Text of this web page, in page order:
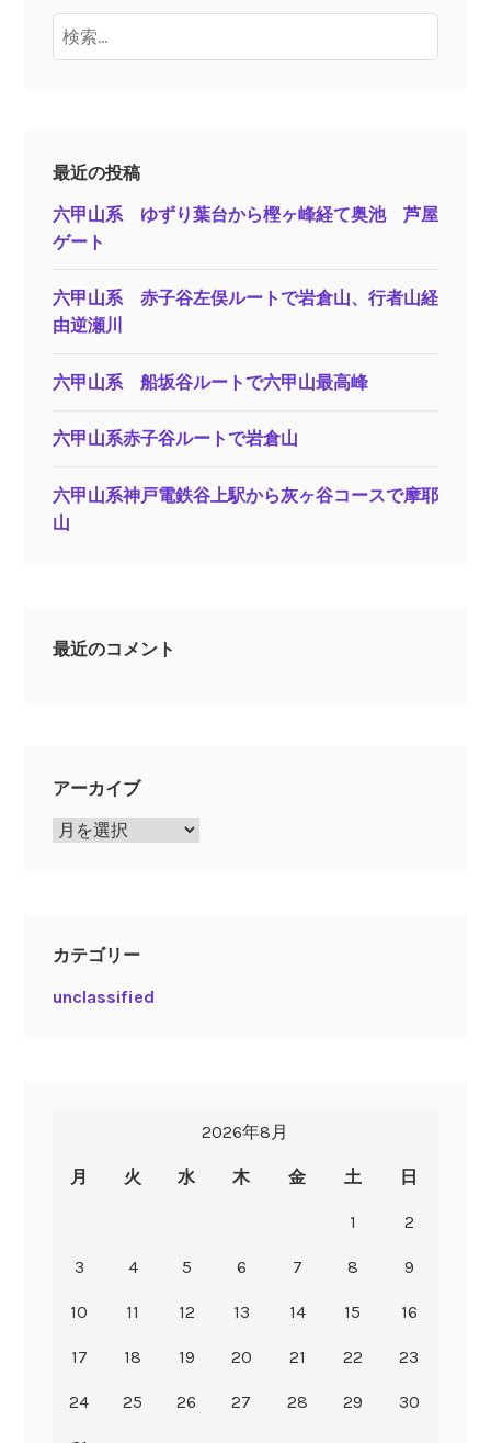
検
索:
最近の投稿
六甲山系 ゆずり葉台から樫ヶ峰経て奥池 芦屋
ゲート
六甲山系 赤子谷左俣ルートで岩倉山、行者山経
由逆瀬川
六甲山系 船坂谷ルートで六甲山最高峰
六甲山系赤子谷ルートで岩倉山
六甲山系神戸電鉄谷上駅から灰ヶ谷コースで摩耶
山
最近のコメント
アーカイブ
ア
カテゴリー
unclassified
2026年8月
月 火 水 木 金 土 日
1 2
3 4 5 6 7 8 9
10 11 12 13 14 15 16
17 18 19 20 21 22 23
24 25 26 27 28 29 30